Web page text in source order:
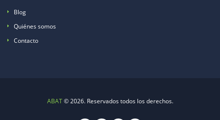
Blog
Quiénes somos
Contacto
ABAT© 2026. Reservados todos los derechos.